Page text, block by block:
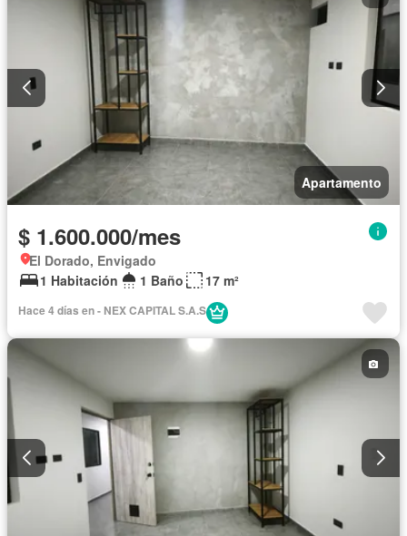
Apartamento
$ 1.600.000/mes
El Dorado, Envigado
1 Habitación
1 Baño 17 m²
Hace 4 días en - NEX CAPITAL S.A.S